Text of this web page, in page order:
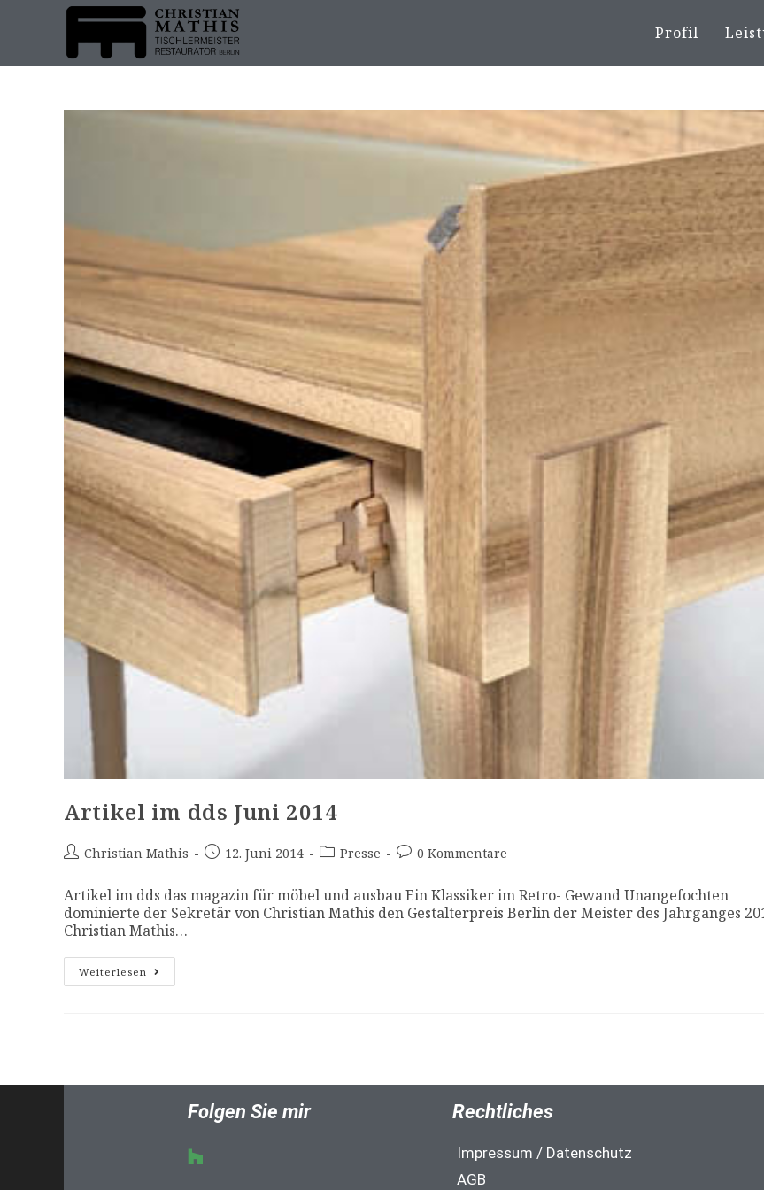
Profil
Artikel im dds Juni 2014
Christian Mathis 12. Juni 2014 Presse 0 Kommentare
Artikel im dds das magazin für möbel und ausbau Ein Klassiker im Retro- Gewand Unangefochten
dominierte der Sekretär von Christian Mathis den Gestalterpreis Berlin der Meister des Jahrganges
Christian Mathis…
Weiterlesen
Folgen Sie mir Rechtliches
Impressum / Datenschutz
AGB